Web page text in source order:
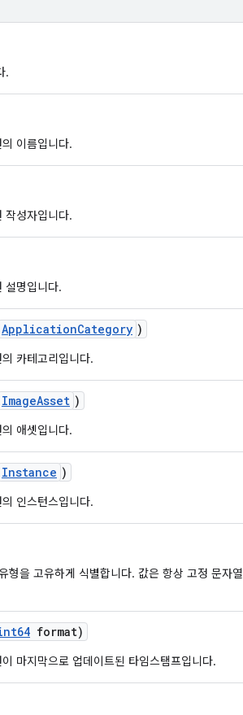
.
이름입니다.
작성자입니다.
설명입니다.
ApplicationCategory )
카테고리입니다.
ImageAsset )
애셋입니다.
Instance )
인스턴스입니다.
형을 고유하게 식별합니다. 값은 항상 고정 문자열
format)
마지막으로 업데이트된 타임스탬프입니다.